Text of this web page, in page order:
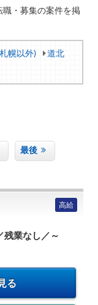
・募集の案件を掲
幌以外)
道北
最後
高給
残業なし／～
る